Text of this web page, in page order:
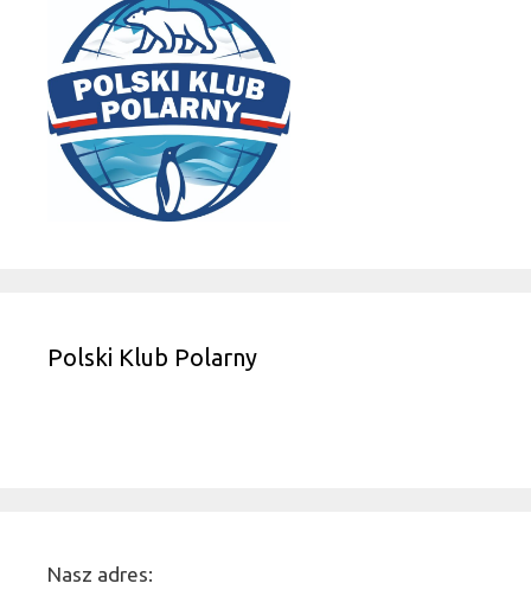
Polski Klub Polarny
Nasz adres: